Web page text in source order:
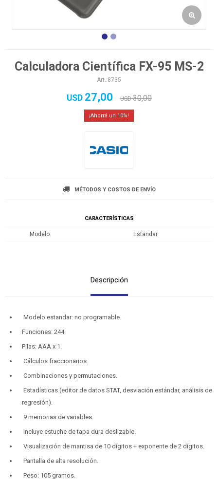
Calculadora Científica FX-95 MS-2
8735
USD 27,00 USD 30,00
10
MÉTODOS Y COSTOS DE ENVÍO
CARACTERÍSTICAS
Modelo Estandar
Descripción
Modelo estandar: no programable.
Funciones: 244.
Pilas: AAA x 1.
Cálculos fraccionarios.
Combinaciones y permutaciones.
Estadísticas (editor de datos STAT, desviación estándar, análisis de
regresión).
9 memorias de variables.
Incluye estuche de tapa dura deslizable.
Visualización de mantisa de 10 dígitos + exponente de 2 dígitos.
Pantalla de alta resolución.
Peso: 105 gramos.